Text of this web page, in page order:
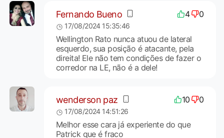
Fernando Bueno 4 0
17/08/2024 15:35:46
Wellington Rato nunca atuou de lateral
esquerdo, sua posição é atacante, pela
direita! Ele não tem condições de fazer o
corredor na LE, não é a dele!
wenderson paz 10 0
17/08/2024 14:51:26
Melhor esse cara já experiente do que
Patrick que é fraco